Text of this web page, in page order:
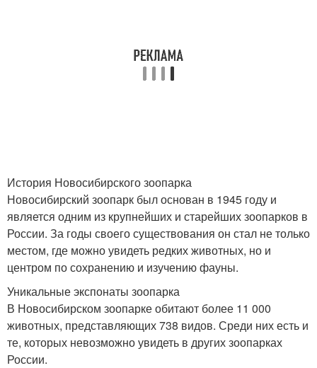
История Новосибирского зоопарка
Новосибирский зоопарк был основан в 1945 году и
является одним из крупнейших и старейших зоопарков в
России. За годы своего существования он стал не только
местом, где можно увидеть редких животных, но и
центром по сохранению и изучению фауны.
Уникальные экспонаты зоопарка
В Новосибирском зоопарке обитают более 11 000
животных, представляющих 738 видов. Среди них есть и
те, которых невозможно увидеть в других зоопарках
России.